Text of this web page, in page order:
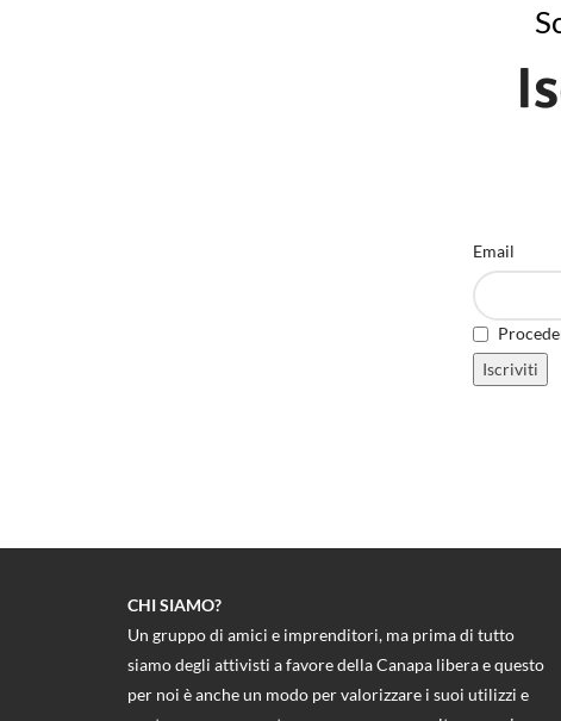
Email
CHI SIAMO?
Un gruppo di amici e imprenditori, ma prima di tutto
siamo degli attivisti a favore della Canapa libera e questo
per noi è anche un modo per valorizzare i suoi utilizzi e